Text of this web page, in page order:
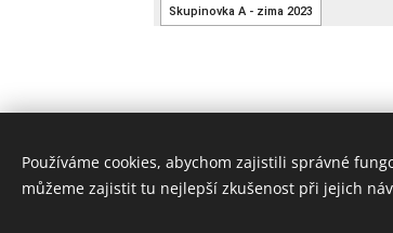
Používáme cookies, abychom zajistili správné
můžeme zajistit tu nejlepší zkušenost při jejich